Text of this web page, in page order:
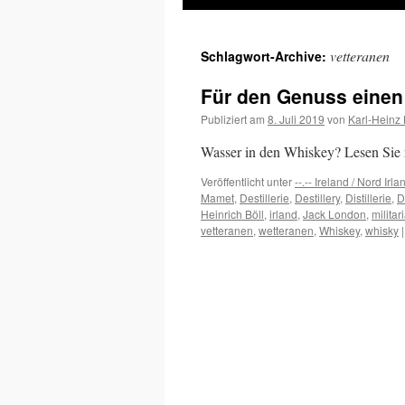
springen
Schlagwort-Archive: vetteranen
Für den Genuss
Publiziert am 8. Juli 2019 von Karl-Heinz
Wasser in den Whiskey? Lesen Sie
Veröffentlicht unter--.-- Ireland / Nord
Mamet, Destillerie, Destillery, Distillerie,
Heinrich Böll, irland, Jack London,
vetteranen, wetteranen, Whiskey, whisky |